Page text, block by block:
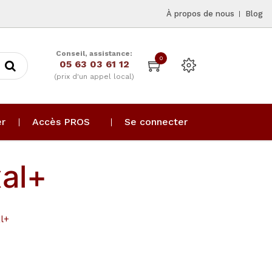
À propos de nous Blog
Conseil, assistance:
05 63 03 61 12
(prix d'un appel local)
0
Accès PROS Se connecter